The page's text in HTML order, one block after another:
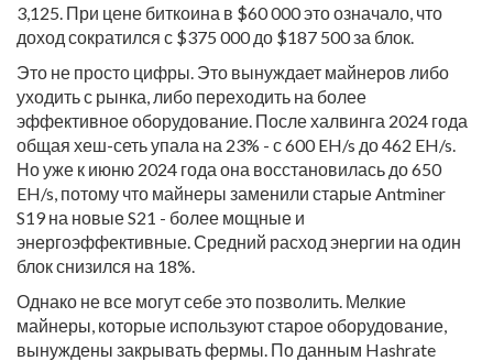
3,125. При цене биткоина в $60 000 это означало, что
доход сократился с $375 000 до $187 500 за блок.
Это не просто цифры. Это вынуждает майнеров либо
уходить с рынка, либо переходить на более
эффективное оборудование. После халвинга 2024 года
общая хеш-сеть упала на 23% - с 600 EH/s до 462 EH/s.
Но уже к июню 2024 года она восстановилась до 650
EH/s, потому что майнеры заменили старые Antminer
S19 на новые S21 - более мощные и
энергоэффективные. Средний расход энергии на один
блок снизился на 18%.
Однако не все могут себе это позволить. Мелкие
майнеры, которые используют старое оборудование,
вынуждены закрывать фермы. По данным Hashrate